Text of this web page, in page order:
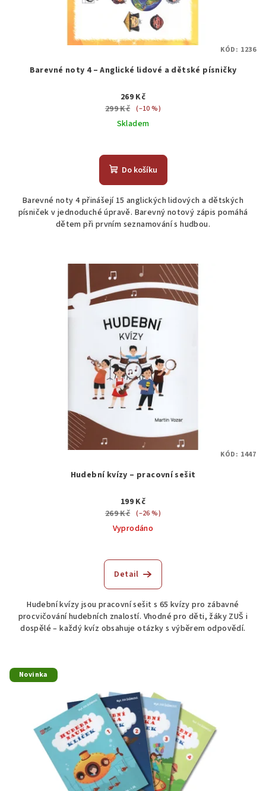
Barevné noty 4 – Anglické lidové a dětské písničky
269 Kč
299 Kč (–10 %)
Skladem
Do košíku
Barevné noty 4 přinášejí 15 anglických lidových a dětských
písniček v jednoduché úpravě. Barevný notový zápis pomáhá
dětem při prvním seznamování s hudbou.
KÓD: 1236
Hudební kvízy – pracovní sešit
199 Kč
269 Kč (–26 %)
Vyprodáno
Detail
Hudební kvízy jsou pracovní sešit s 65 kvízy pro zábavné
procvičování hudebních znalostí. Vhodné pro děti, žáky ZUŠ i
dospělé – každý kvíz obsahuje otázky s výběrem odpovědí.
KÓD: 1447
Novinka